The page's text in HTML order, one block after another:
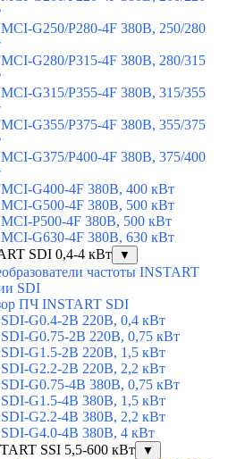
G250/P280-4F 380В, 250/280
G280/P315-4F 380В, 280/315
G315/P355-4F 380В, 315/355
G355/P375-4F 380В, 355/375
G375/P400-4F 380В, 375/400
G400-4F 380В, 400 кВт
G500-4F 380В, 500 кВт
P500-4F 380В, 500 кВт
G630-4F 380В, 630 кВт
SDI 0,4-4 кВт
▼
частоты INSTART
SDI
ПЧ INSTART SDI
G0.4-2B 220В, 0,4 кВт
G0.75-2B 220В, 0,75 кВт
G1.5-2B 220В, 1,5 кВт
G2.2-2B 220В, 2,2 кВт
G0.75-4B 380В, 0,75 кВт
G1.5-4B 380В, 1,5 кВт
G2.2-4B 380В, 2,2 кВт
G4.0-4B 380В, 4 кВт
SSI 5,5-600 кВт
▼